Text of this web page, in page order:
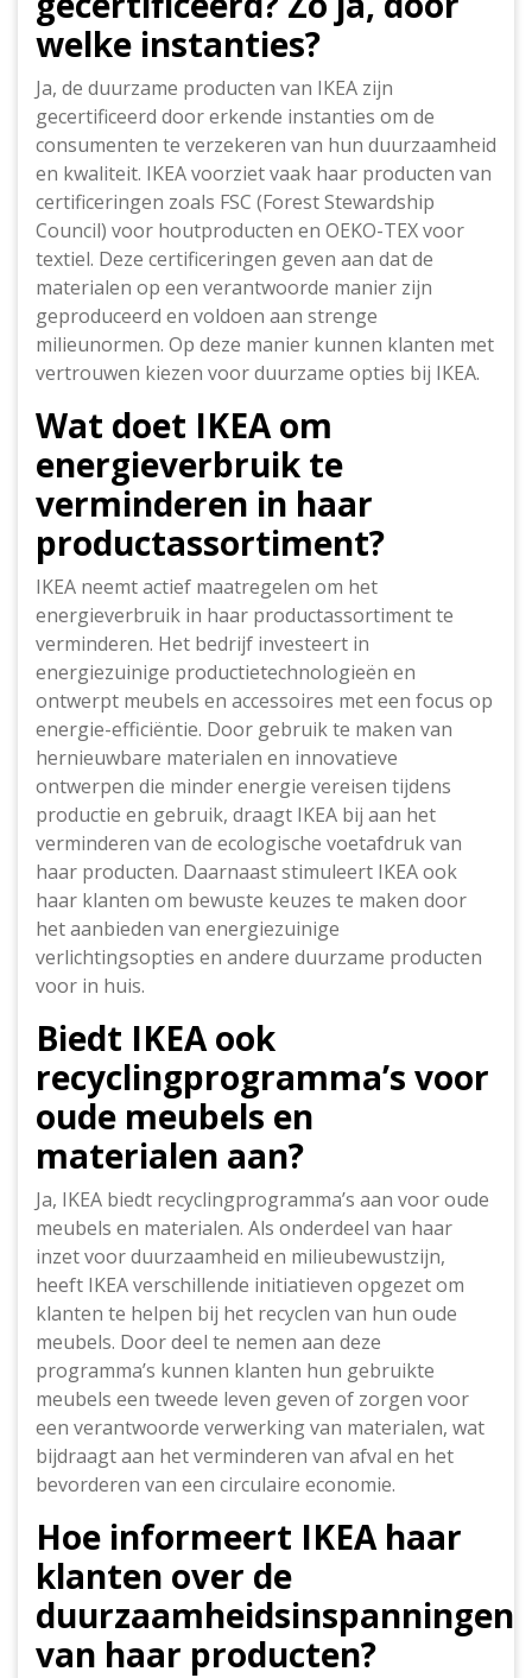
welke instanties?
Ja, de duurzame producten van IKEA zijn
gecertificeerd door erkende instanties om de
consumenten te verzekeren van hun duurzaamheid
en kwaliteit. IKEA voorziet vaak haar producten van
certificeringen zoals FSC (Forest Stewardship
Council) voor houtproducten en OEKO-TEX voor
textiel. Deze certificeringen geven aan dat de
materialen op een verantwoorde manier zijn
geproduceerd en voldoen aan strenge
milieunormen. Op deze manier kunnen klanten met
vertrouwen kiezen voor duurzame opties bij IKEA.
Wat doet IKEA om
energieverbruik te
verminderen in haar
productassortiment?
IKEA neemt actief maatregelen om het
energieverbruik in haar productassortiment te
verminderen. Het bedrijf investeert in
energiezuinige productietechnologieën en
ontwerpt meubels en accessoires met een focus op
energie-efficiëntie. Door gebruik te maken van
hernieuwbare materialen en innovatieve
ontwerpen die minder energie vereisen tijdens
productie en gebruik, draagt IKEA bij aan het
verminderen van de ecologische voetafdruk van
haar producten. Daarnaast stimuleert IKEA ook
haar klanten om bewuste keuzes te maken door
het aanbieden van energiezuinige
verlichtingsopties en andere duurzame producten
voor in huis.
Biedt IKEA ook
recyclingprogramma’s voor
oude meubels en
materialen aan?
Ja, IKEA biedt recyclingprogramma’s aan voor oude
meubels en materialen. Als onderdeel van haar
inzet voor duurzaamheid en milieubewustzijn,
heeft IKEA verschillende initiatieven opgezet om
klanten te helpen bij het recyclen van hun oude
meubels. Door deel te nemen aan deze
programma’s kunnen klanten hun gebruikte
meubels een tweede leven geven of zorgen voor
een verantwoorde verwerking van materialen, wat
bijdraagt aan het verminderen van afval en het
bevorderen van een circulaire economie.
Hoe informeert IKEA haar
klanten over de
duurzaamheidsinspanningen
van haar producten?